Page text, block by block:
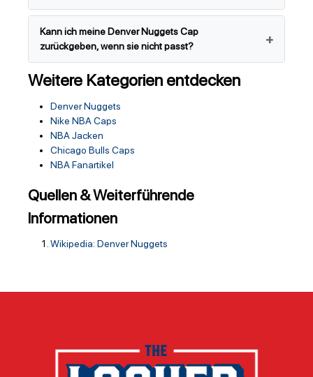
Kann ich meine Denver Nuggets Cap
zurückgeben, wenn sie nicht passt?
Weitere Kategorien entdecken
Denver Nuggets
Nike NBA Caps
NBA Jacken
Chicago Bulls Caps
NBA Fanartikel
Quellen & Weiterführende
Informationen
Wikipedia: Denver Nuggets